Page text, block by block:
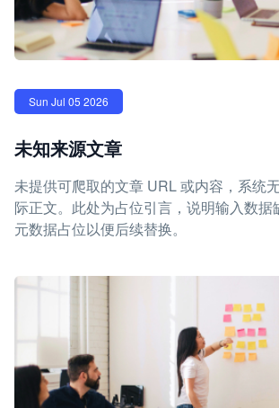
Sun Jul 05 2026
未知来源文章
未提供可爬取的文章 URL 或内容，系统
际正文。此处为占位引言，说明输入数据
元数据占位以便后续替换。